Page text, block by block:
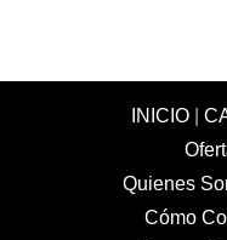
INICIO|
Quienes
Cómo